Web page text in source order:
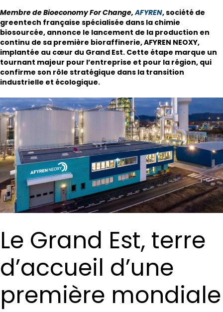
Membre de Bioeconomy For Change,AFYREN, société de
greentech française spécialisée dans la chimie
biosourcée, annonce le lancement de la production en
continu de sa première bioraffinerie, AFYREN NEOXY,
implantée au cœur du Grand Est. Cette étape marque un
tournant majeur pour l’entreprise et pour la région, qui
confirme son rôle stratégique dans la transition
industrielle et écologique.
Le Grand Est, terre
d’accueil d’une
première mondiale